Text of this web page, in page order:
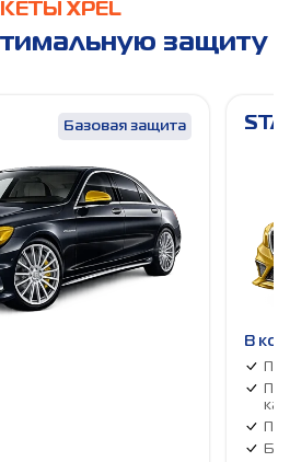
XPEL
защиту
Базовая защита
В